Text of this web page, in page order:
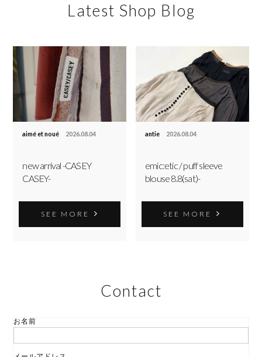
Latest Shop Blog
aimé et noué 2026.08.04
new arrival -CASEY
CASEY-
SEE MORE
antie 2026.08.04
emic:etic / puff sleeve
blouse 8.8(sat)-
SEE MORE
Contact
お名前